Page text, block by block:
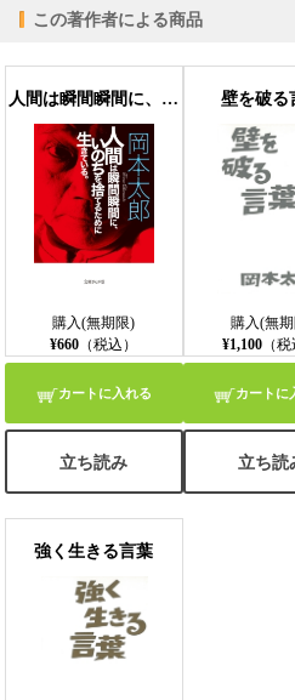
この著作者による商品
人間は瞬間瞬間に、いのちを捨てるために生きている。
購入(無期限)
¥660 （税込）
カートに入れる
立ち読み
壁を破る
購入(無
¥1,100 （税
カートに
立ち読
強く生きる言葉